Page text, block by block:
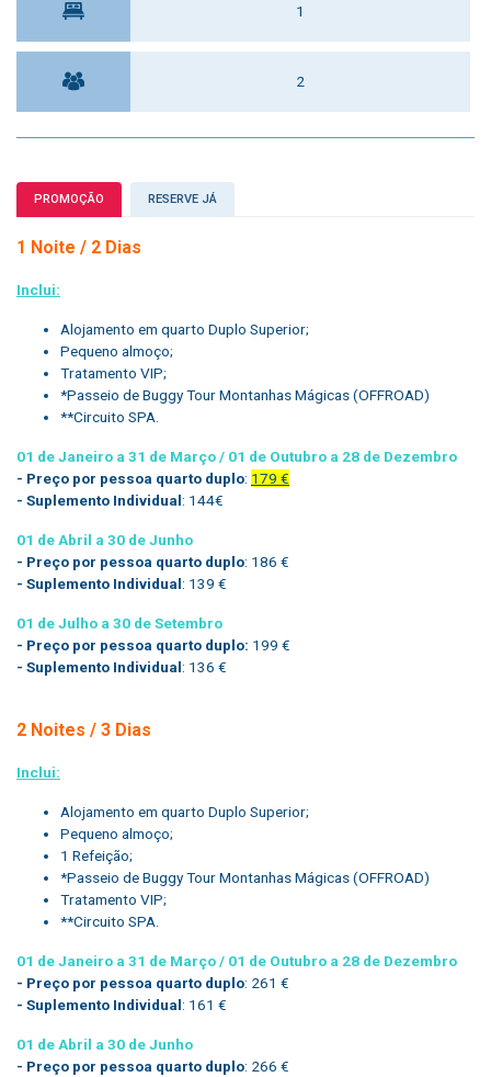
1
2
PROMOÇÃO RESERVE JÁ
1 Noite / 2 Dias
Inclui:
Alojamento em quarto Duplo Superior;
Pequeno almoço;
Tratamento VIP;
*Passeio de Buggy Tour Montanhas Mágicas (OFFROAD)
**Circuito SPA.
01 de Janeiro a 31 de Março / 01 de Outubro a 28 de Dezembro
- Preço por pessoa quarto duplo: 179 €
- Suplemento Individual: 144€
01 de Abril a 30 de Junho
- Preço por pessoa quarto duplo: 186 €
- Suplemento Individual: 139 €
01 de Julho a 30 de Setembro
- Preço por pessoa quarto duplo: 199 €
- Suplemento Individual: 136 €
2 Noites / 3 Dias
Inclui:
Alojamento em quarto Duplo Superior;
Pequeno almoço;
1 Refeição;
*Passeio de Buggy Tour Montanhas Mágicas (OFFROAD)
Tratamento VIP;
**Circuito SPA.
01 de Janeiro a 31 de Março / 01 de Outubro a 28 de Dezembro
- Preço por pessoa quarto duplo: 261 €
- Suplemento Individual: 161 €
01 de Abril a 30 de Junho
- Preço por pessoa quarto duplo: 266 €